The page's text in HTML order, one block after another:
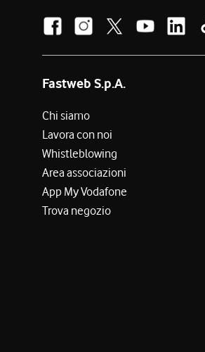
Fastweb S.p.A.
Chi siamo
Lavora con noi
Whistleblowing
Area associazioni
App My Vodafone
Trova negozio